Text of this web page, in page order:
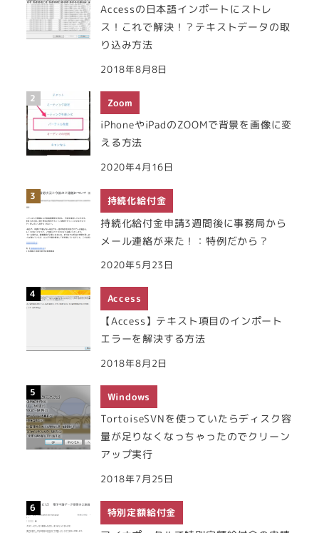
Accessの日本語インポートにストレ
ス！これで解決！？テキストデータの取
り込み方法
2018年8月8日
Zoom
iPhoneやiPadのZOOMで背景を画像に変
える方法
2020年4月16日
持続化給付金
持続化給付金申請3週間後に事務局から
メール連絡が来た！：特例だから？
2020年5月23日
Access
【Access】テキスト項目のインポート
エラーを解決する方法
2018年8月2日
Windows
TortoiseSVNを使っていたらディスク容
量が足りなくなっちゃったのでクリーン
アップ実行
2018年7月25日
特別定額給付金